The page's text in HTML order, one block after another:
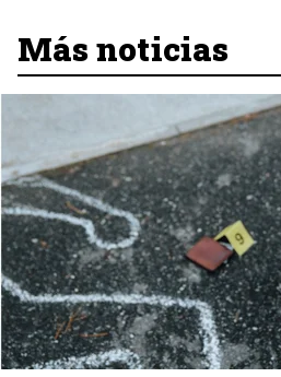
Más noticias